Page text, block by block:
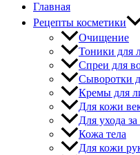
Главная
Рецепты косметики
Очищение
Тоники для
Спреи для
Сыворотки
Кремы для
Для кожи
Для ухода
Кожа тела
Для кожи